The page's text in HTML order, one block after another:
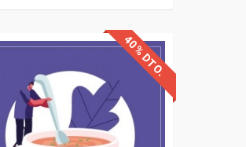
40% DTO.
Descuentos especiales
Sin requisitos de acceso